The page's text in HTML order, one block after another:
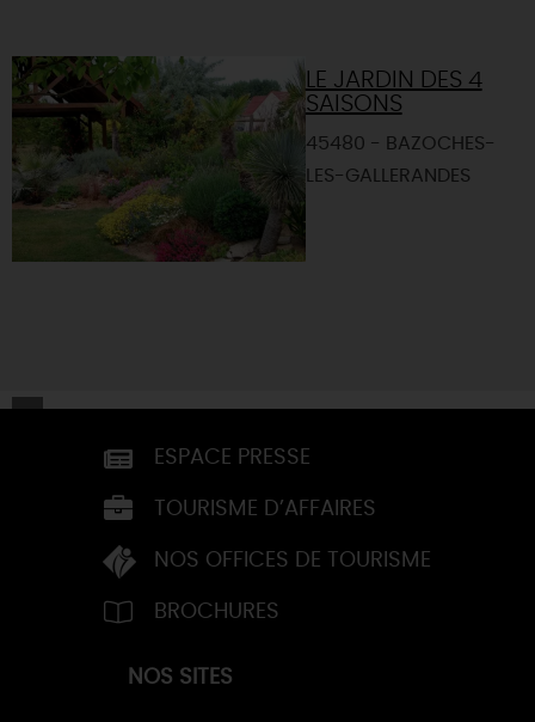
LE JARDIN DES 4
SAISONS
45480 - BAZOCHES-
LES-GALLERANDES
ESPACE PRESSE
TOURISME D’AFFAIRES
NOS OFFICES DE TOURISME
BROCHURES
NOS SITES